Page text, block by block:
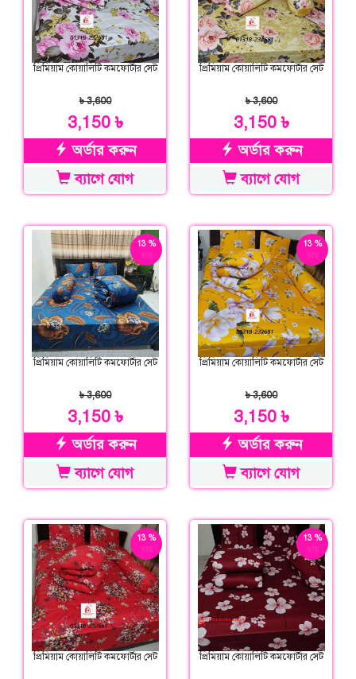
প্রিমিয়াম কোয়ালিটি কমফোর্টার সেট
৳ 3,600
3,150 ৳
অর্ডার করুন
ব্যাগে যোগ
প্রিমিয়াম কোয়ালিটি কমফোর্টার সেট
৳ 3,600
3,150 ৳
অর্ডার করুন
ব্যাগে যোগ
13 %
প্রিমিয়াম কোয়ালিটি কমফোর্টার সেট
৳ 3,600
3,150 ৳
অর্ডার করুন
ব্যাগে যোগ
13 %
প্রিমিয়াম কোয়ালিটি কমফোর্টার সেট
৳ 3,600
3,150 ৳
অর্ডার করুন
ব্যাগে যোগ
13 %
প্রিমিয়াম কোয়ালিটি কমফোর্টার সেট
13 %
প্রিমিয়াম কোয়ালিটি কমফোর্টার সেট